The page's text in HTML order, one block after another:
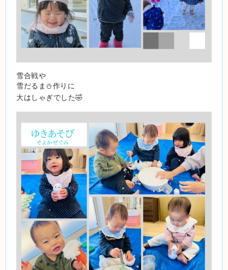
雪合戦や
雪だるま⛄️作りに
大はしゃぎでした🤣